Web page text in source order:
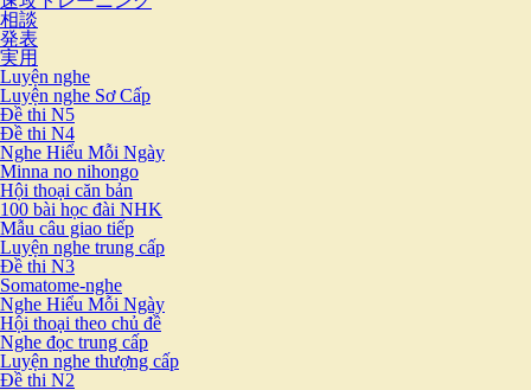
相談
発表
実用
Luyện nghe
Luyện nghe Sơ Cấp
Đề thi N5
Đề thi N4
Nghe Hiểu Mỗi Ngày
Minna no nihongo
Hội thoại căn bản
100 bài học đài NHK
Mẫu câu giao tiếp
Luyện nghe trung cấp
Đề thi N3
Somatome-nghe
Nghe Hiểu Mỗi Ngày
Hội thoại theo chủ đề
Nghe đọc trung cấp
Luyện nghe thượng cấp
Đề thi N2